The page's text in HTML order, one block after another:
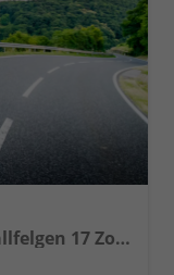
2.0 TDI 110 kW DSG, Leichtmetallfelgen 17 Zoll, Markise mit Schiene und Gehäuse links, 5 Sitze, Klima, Jahre Werksgarantie,